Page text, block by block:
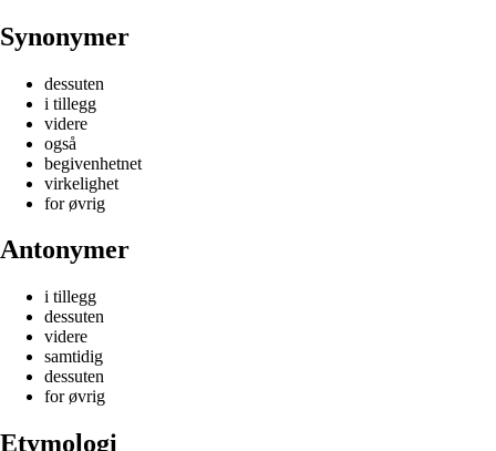
Synonymer
dessuten
i tillegg
videre
også
begivenhetnet
virkelighet
for øvrig
Antonymer
i tillegg
dessuten
videre
samtidig
dessuten
for øvrig
Etymologi